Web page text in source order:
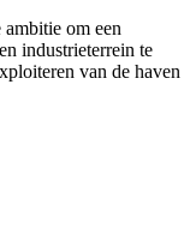
om een
industrieterrein te
van de haven